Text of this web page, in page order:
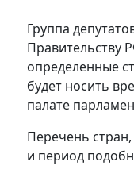
Группа
Правительству
определенные
будет носить
палате
Перечень
и период